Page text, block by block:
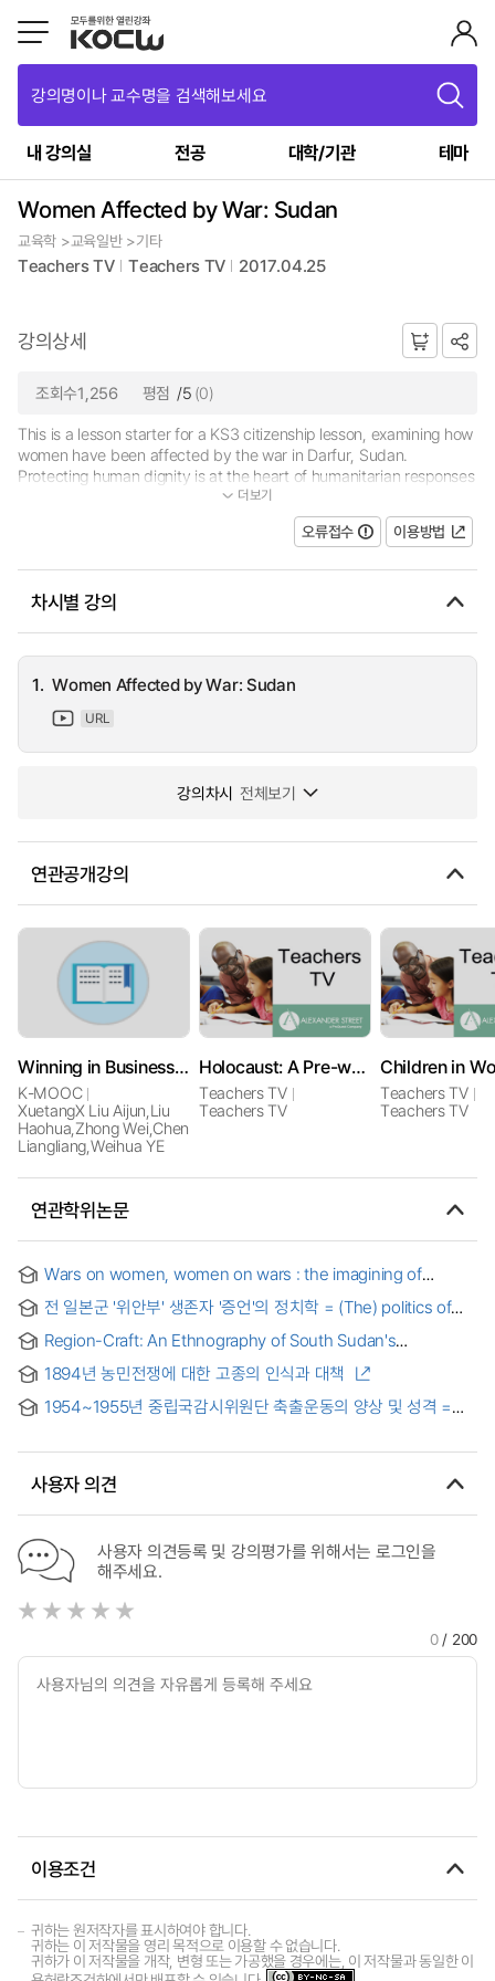
강의명이나 교수명을 검색해보세요
내 강의실 전공 대학/기관 테마
Women Affected by War: Sudan
교육학 >교육일반 >기타
Teachers TV Teachers TV 2017.04.25
강의상세
조회수1,256 평점 /5 (0)
This is a lesson starter for a KS3 citizenship lesson, examining how
women have been affected by the war in Darfur, Sudan.
Protecting human dignity is at the heart of humanitarian responses
to conflicts and disasters. This clip raises questions about how di...
더보기
오류접수 이용방법
차시별 강의
1. Women Affected by War: Sudan
URL
강의차시 전체보기
연관공개강의
Winning in Business: The Art of War by Sun Tzu
K-MOOC
XuetangX Liu Aijun,Liu
Haohua,Zhong Wei,Chen
Liangliang,Weihua YE
Holocaust: A Pre-war German Jewish Family
Teachers TV
Teachers TV
Teachers TV
Teachers TV
연관학위논문
Wars on women, women on wars : the imagining of
communist women partisans in divided Korea
전 일본군 '위안부' 생존자 '증언'의 정치학 = (The) politics of
Slavery' survivors
Region-Craft: An Ethnography of South Sudan's
Transnational Intelligentsia
1894년 농민전쟁에 대한 고종의 인식과 대책
1954~1955년 중립국감시위원단 축출운동의 양상 및 성격 =
Supervisory Commission from 1954~55
사용자 의견
사용자 의견등록 및 강의평가를 위해서는 로그인을
해주세요.
0/ 200
이용조건
귀하는 원저작자를 표시하여야 합니다.
귀하는 이 저작물을 영리 목적으로 이용할 수 없습니다.
귀하가 이 저작물을 개작, 변형 또는 가공했을 경우에는, 이 저작물과 동일한 이